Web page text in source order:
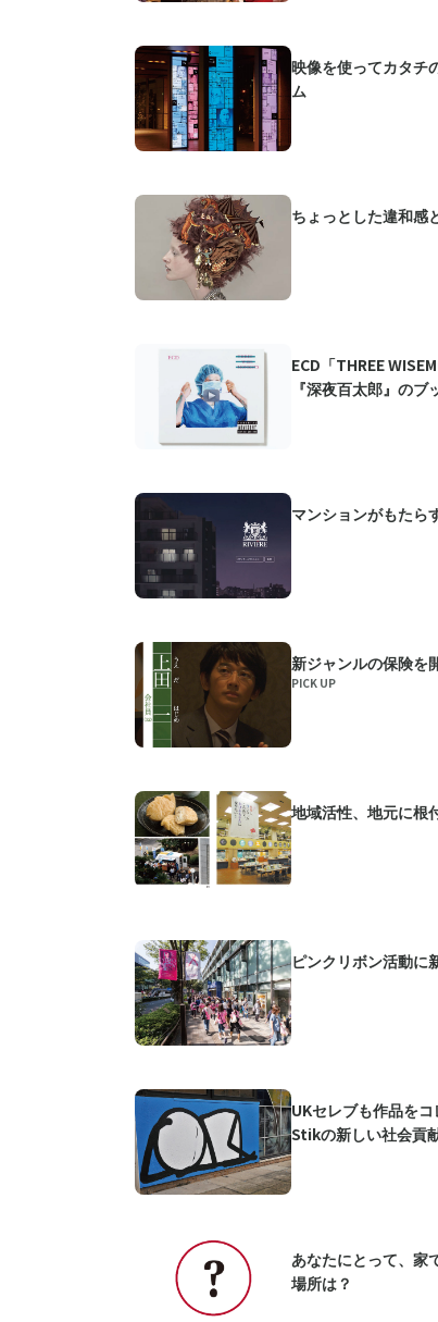
映像を使ってカタチ
ム
ちょっとした違和感
ECD「THREE
『深夜百太郎』の
マンションがもたら
新ジャンルの保険
PICK UP
地域活性、地元に根
ピンクリボン活動に
UKセレブも作品を
Stikの新しい社会貢
あなたにとって、家
場所は？